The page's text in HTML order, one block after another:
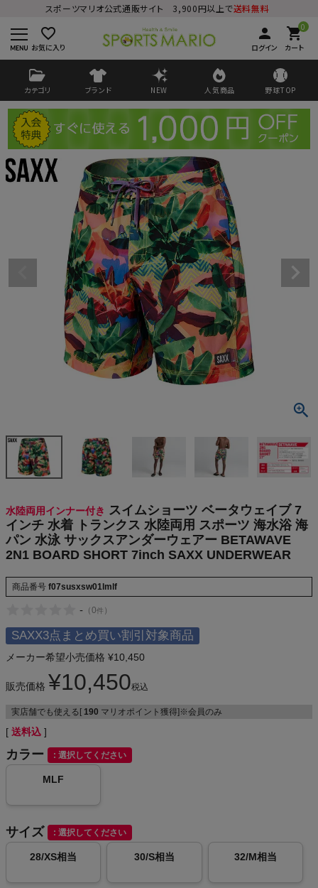
スポーツマリオ公式通販サイト 3,900円以上で送料無料
favorite_border
お気に入り
person
ログイン
0
shopping_cart
カート
カテゴリ ブランド NEW 人気商品 野球TOP
ログイン 会員登録
ようこそ ゲスト 様
検索
商品が見つからない方はこちら
スイムショー
チ 水着 トラ
ンクス 水陸
両用 スポー
ツ 海水浴 海
パン 水泳 サ
ーウェアー B
ETAWAVE 2
SHORT 7inc
h SAXX UND
ERWEAR
(税込)
THE NORTH FACE
NIKE
CHUMS
HOKA
もっと見る
メンズカジュアルウェア
レディースカジュアルウェア
水陸両用インナー付き スイムショーツ ベータウェイブ 7
インチ 水着 トランクス 水陸両用 スポーツ 海水浴 海
パン 水泳 サックスアンダーウェアー BETAWAVE
2N1 BOARD SHORT 7inch SAXX UNDERWEAR
商品番号 f07susxsw01lmlf
- （0件 ）
SAXX3点まとめ買い割引対象商品
メーカー希望小売価格 ¥10,450
販売価格 ¥10,450税込
実店舗でも使える[ 190 マリオポイント獲得]※会員のみ
送料込
カラー 選択してください
MLF
サイズ 選択してください
28/XS相当 30/S相当 32/M相当